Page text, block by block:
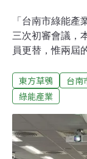
「台南市綠能
三次初審會議，
員更替，惟兩屆
到開發範圍為低
淹水。台南市綠
現為64.64公頃
金屬製品、機械
望園區可加速綠
東方草鴞 台南
綠能產業